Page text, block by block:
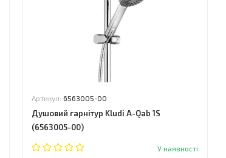
Артикул: 6563005-00
Душовий гарнітур Kludi A-Qab 1S
(6563005-00)
У наявності